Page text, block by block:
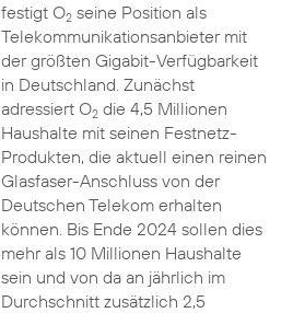
festigt O2seine Position als
Telekommunikationsanbieter mit
der größten Gigabit-Verfügbarkeit
in Deutschland. Zunächst
adressiert O2die 4,5 Millionen
Haushalte mit seinen Festnetz-
Produkten, die aktuell einen reinen
Glasfaser-Anschluss von der
Deutschen Telekom erhalten
können. Bis Ende 2024 sollen dies
mehr als 10 Millionen Haushalte
sein und von da an jährlich im
Durchschnitt zusätzlich 2,5